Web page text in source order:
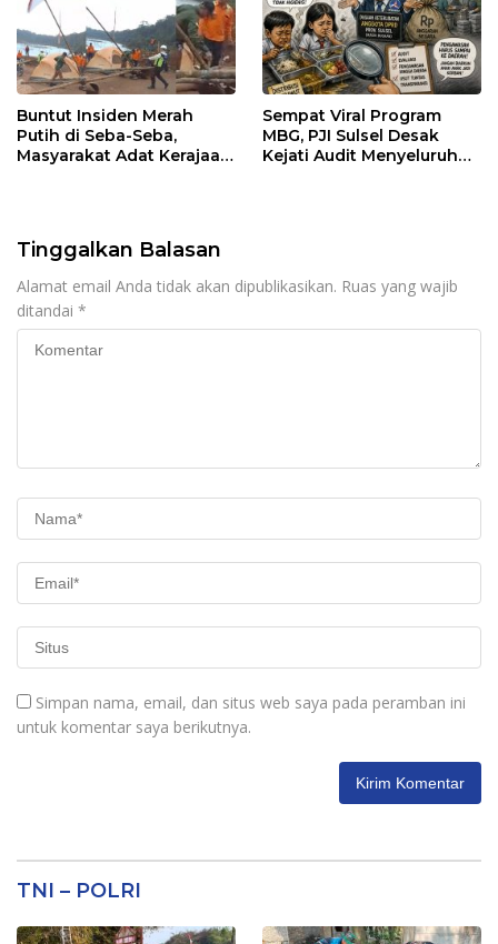
Buntut Insiden Merah
Putih di Seba-Seba,
Masyarakat Adat Kerajaan
Sempat Viral Program
MBG, PJI Sulsel Desak
Kejati Audit Menyeluruh
Tinggalkan Balasan
Alamat email Anda tidak akan dipublikasikan. Ruas yang wajib
ditandai *
Simpan nama, email, dan situs web saya pada peramban ini
untuk komentar saya berikutnya.
TNI – POLRI